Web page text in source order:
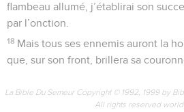
flambeau allumé, j’établirai son
par l’onction.
18 Mais tous ses ennemis auront la
que, sur son front, brillera sa
La Bible Du Semeur Copyright © 1992, 1999 by
All rights reserved